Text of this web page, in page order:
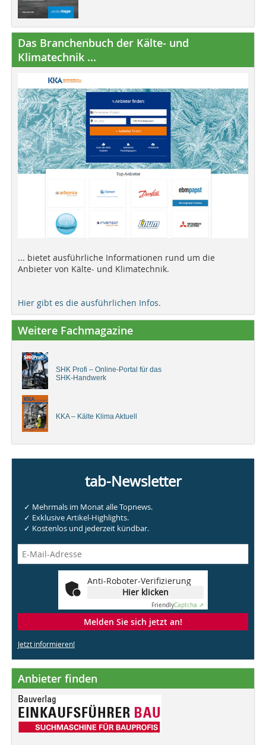
Das Branchenbuch der Kälte- und
Klimatechnik ...
... bietet ausführliche Informationen rund um die
Anbieter von Kälte- und Klimatechnik.
Hier gibt es die ausführlichen Infos.
Weitere Fachmagazine
SHK Profi – Online-Portal für das
SHK-Handwerk
KKA – Kälte Klima Aktuell
tab-Newsletter
✓ Mehrmals im Monat alle Topnews.
✓ Exklusive Artikel-Highlights.
✓ Kostenlos und jederzeit kündbar.
Anti-Roboter-Verifizierung
Hier klicken
FriendlyCaptcha ⇗
Melden Sie sich jetzt an!
Jetzt informieren!
Anbieter finden